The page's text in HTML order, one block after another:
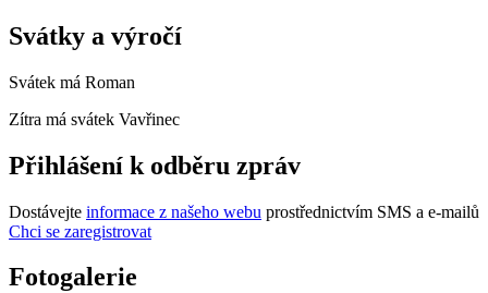
Svátky a výročí
Svátek má Roman
Zítra má svátek Vavřinec
Přihlášení k odběru zpráv
Dostávejte informace z našeho webu prostřednictvím SMS a e-mailů
Chci se zaregistrovat
Fotogalerie